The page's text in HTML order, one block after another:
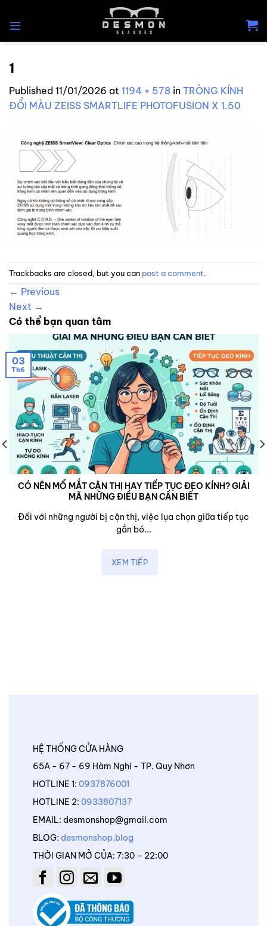
1
Published 11/01/2026 at 1194 × 578 in TRÒNG KÍNH
ĐỔI MÀU ZEISS SMARTLIFE PHOTOFUSION X 1.50
Trackbacks are closed, but you can post a comment
← Previous
Next →
Có thể bạn quan tâm
CÓ NÊN MỔ MẮT CẬN THỊ HAY TIẾP TỤC ĐEO KÍNH? GIẢI
MÃ NHỮNG ĐIỀU BẠN CẦN BIẾT
Đối với những người bị cận thị, việc lụa chọn giữa tiếp tục
gắn bó...
XEM TIẾP
03
Th6
HỆ THỐNG CỬA HÀNG
65A - 67 - 69 Hàm Nghi - TP. Quy Nhơn
HOTLINE 1: 0937876001
HOTLINE 2: 0933807137
EMAIL: desmonshop@gmail.com
BLOG: desmonshop.blog
THỜI GIAN MỞ CỦA: 7:30 – 22:00